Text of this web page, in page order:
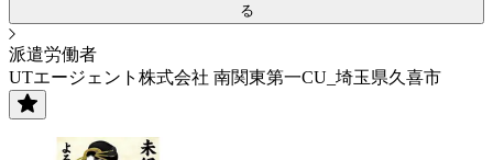
る
派遣労働者
UTエージェント株式会社 南関東第一CU_埼玉県久喜市